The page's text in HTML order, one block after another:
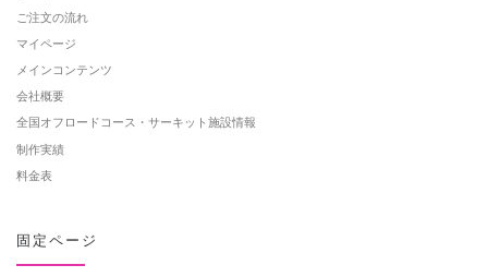
ご注文の流れ
マイページ
メインコンテンツ
会社概要
全国オフロードコース・サーキット施設情報
制作実績
料金表
固定ページ